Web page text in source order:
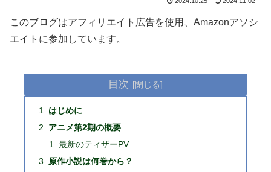
このブログはアフィリエイト広告を使用、Amazonアソシ
エイトに参加しています。
目次
はじめに
アニメ第2期の概要
最新のティザーPV
原作小説は何巻から？